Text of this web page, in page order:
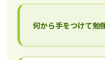
何から手をつけて勉